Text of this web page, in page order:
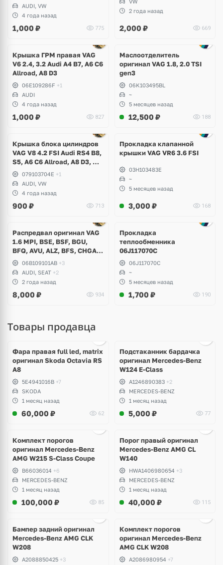
Touareg NF
AUDI, VW
4 года назад
1,000 ₽ 775
VW
2 года назад
2,000 ₽ 669
Крышка ГРМ правая VAG
V6 2.4, 3.2 Audi A4 B7, A6 C6
Allroad, A8 D3
06E109286F +1
AUDI
4 года назад
1,000 ₽ 827
Маслоотделитель
оригинал VAG 1.8, 2.0 TSI
gen3
06K103495BL
~
5 месяцев назад
12,500 ₽ 188
Крышка блока цилиндров
VAG V8 4.2 FSI Audi RS4 B8,
S5, A6 C6 Allroad, A8 D3, Q7,
Volkswagen Touareg
079103704E +1
AUDI, VW
4 года назад
900 ₽ 713
Прокладка клапанной
крышки VAG VR6 3.6 FSI
03H103483E
~
5 месяцев назад
3,000 ₽ 168
Распредвал оригинал VAG
1.6 MPI, BSE, BSF, BGU,
BFQ, AVU, ALZ, BFS, CHGA,
CMXA, Audi A3, A4 B5, B6,
B7, Volkswagen Golf 4, 5, 6,
Passat, Jetta, Caddy,
Touran, Skoda Octavia A5,
Seat Leon
06B109101AB +3
AUDI, SEAT +2
2 года назад
8,000 ₽ 934
Прокладка
теплообменника
06J117070C
06J117070C
~
5 месяцев назад
1,700 ₽ 190
Товары продавца
Фара правая full led, matrix
оригинал Skoda Octavia RS
A8
5E4941016B +7
SKODA
1 месяц назад
60,000 ₽ 62
Подстаканник бардачка
оригинал Mercedes-Benz
W124 E-Class
A1246890383 +2
MERCEDES-BENZ
1 месяц назад
5,000 ₽ 77
Комплект порогов
оригинал Mercedes-Benz
AMG W215 S-Class Coupe
B66036014 +6
MERCEDES-BENZ
1 месяц назад
100,000 ₽ 85
Порог правый оригинал
Mercedes-Benz AMG CL
W140
HWA1406980654 +3
MERCEDES-BENZ
1 месяц назад
40,000 ₽ 115
Бампер задний оригинал
Mercedes-Benz AMG CLK
W208
A2088850425 +3
Комплект порогов
оригинал Mercedes-Benz
AMG CLK W208
A2086980954 +7